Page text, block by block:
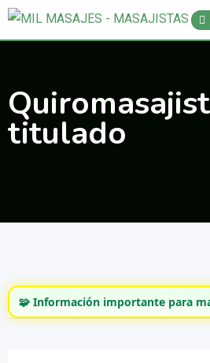
Saltar
titulado
🧩 Información importante para